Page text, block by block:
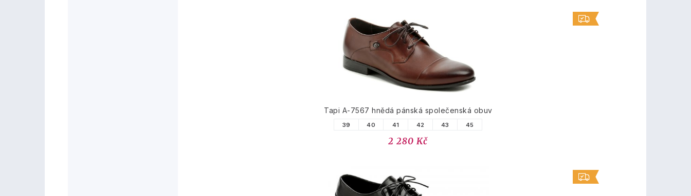
Tapi A-7567 hnědá pánská společenská obuv
39 40 41 42 43 45
2 280 Kč